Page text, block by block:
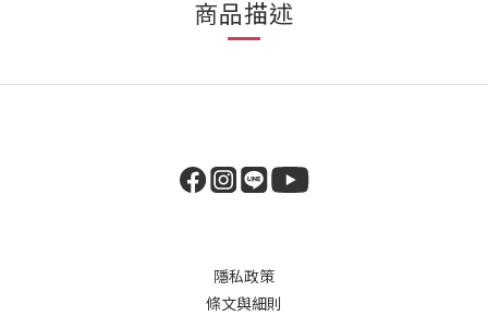
商品描述
隱私政策
條文與細則